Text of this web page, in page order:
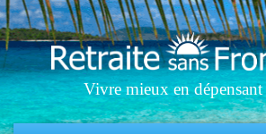
Vivre mieux en